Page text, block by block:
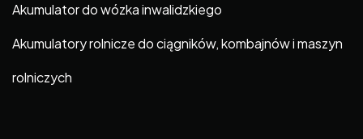
Akumulator do wózka inwalidzkiego
Akumulatory rolnicze do ciągników, kombajnów i maszyn
rolniczych